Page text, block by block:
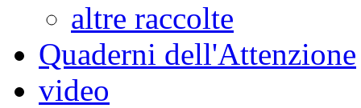
altre raccolte
Quaderni dell'Attenzione
video